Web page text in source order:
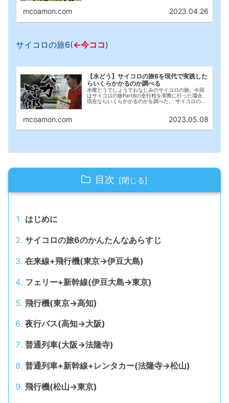
mcoamon.com 2023.04.26
サイコロの旅6(←今ココ)
【水どう】サイコロの旅6を現代で実践した
らいくらかかるのか調べる
水曜どうでしょうでおなじみのサイコロの旅。今回
はサイコロの旅Part6の全行程を実際に行った場合、
現在ならいくらかかるのかを調べた。 サイコロの旅
mcoamon.com 2023.05.08
目次
はじめに
サイコロの旅6のかんたんなあらすじ
在来線+飛行機(東京→伊豆大島)
フェリー+新幹線(伊豆大島→東京)
飛行機(東京→高知)
夜行バス(高知→大阪)
普通列車(大阪→法隆寺)
普通列車+新幹線+レンタカー(法隆寺→松山)
飛行機(松山→東京)